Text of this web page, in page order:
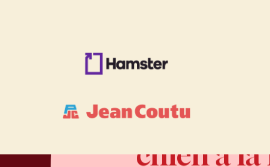
Changer
chienàla
Changer
unchien à